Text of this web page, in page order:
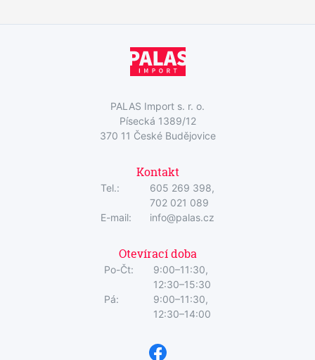
PALAS Import s. r. o.
Písecká 1389/12
370 11 České Budějovice
Kontakt
Tel.:
605 269 398,
702 021 089
E-mail:
info@palas.cz
Otevírací doba
Po-Čt:
9:00–11:30,
12:30–15:30
Pá:
9:00–11:30,
12:30–14:00